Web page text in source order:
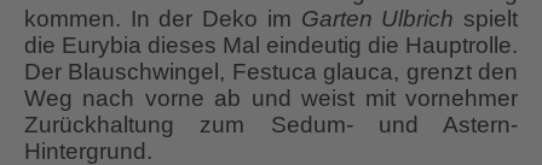
kommen. In der Deko im Garten Ulbrich spielt
die Eurybia dieses Mal eindeutig die Hauptrolle.
Der Blauschwingel, Festuca glauca, grenzt den
Weg nach vorne ab und weist mit vornehmer
Zurückhaltung zum Sedum- und Astern-
Hintergrund.